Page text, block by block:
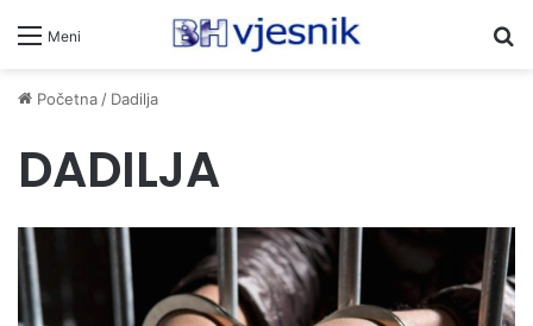
Meni
Početna/ Dadilja
DADILJA